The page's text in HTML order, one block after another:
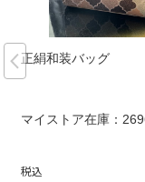
正絹和装バッグ
マイストア在庫：
税込